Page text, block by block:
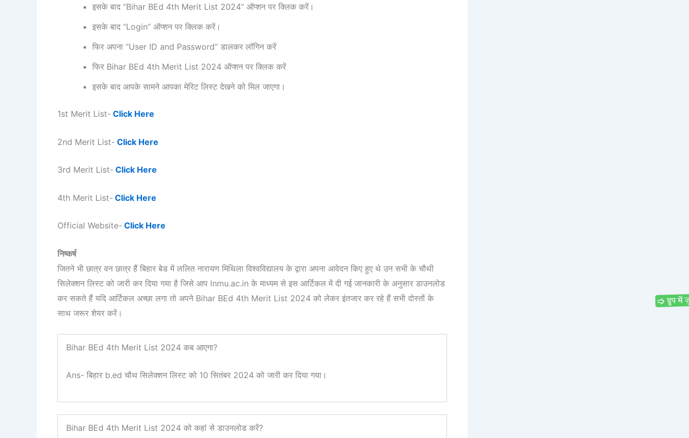
इसके बाद “Bihar BEd 4th Merit List 2024” ऑप्शन पर क्लिक करें।
इसके बाद “Login” ऑप्शन पर क्लिक करें।
फिर अपना “User ID and Password” डालकर लॉगिन करें
फिर Bihar BEd 4th Merit List 2024 ऑप्शन पर क्लिक करें
इसके बाद आपके सामने आपका मेरिट लिस्ट देखने को मिल जाएगा।
1st Merit List- Click Here
2nd Merit List- Click Here
3rd Merit List- Click Here
4th Merit List- Click Here
Official Website- Click Here
निष्कर्ष
जितने भी छात्र वन छात्र हैं बिहार बेड में ललित नारायण मिथिला विश्वविद्यालय के द्वारा अपना आवेदन किए हुए थे उन सभी के चौथी
सिलेक्शन लिस्ट को जारी कर दिया गया है जिसे आप lnmu.ac.in के माध्यम से इस आर्टिकल में दी गई जानकारी के अनुसार डाउनलोड
कर सकते हैं यदि आर्टिकल अच्छा लगा तो अपने Bihar BEd 4th Merit List 2024 को लेकर इंतजार कर रहे हैं सभी दोस्तों के
साथ जरूर शेयर करें।
Bihar BEd 4th Merit List 2024 कब आएगा?
Ans- बिहार b.ed चौथ सिलेक्शन लिस्ट को 10 सितंबर 2024 को जारी कर दिया गया।
Bihar BEd 4th Merit List 2024 को कहां से डाउनलोड करें?